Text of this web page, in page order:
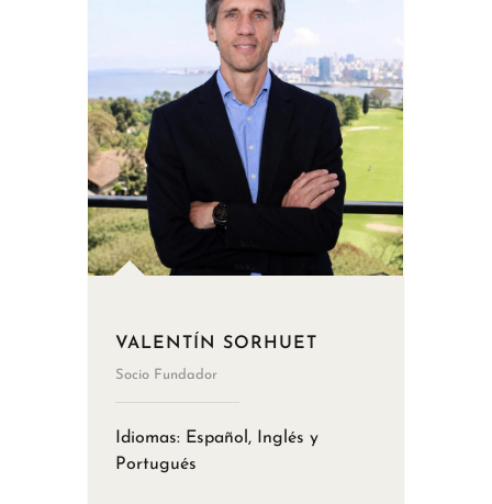
VALENTÍN SORHUET
Socio Fundador
Idiomas: Español, Inglés y
Portugués